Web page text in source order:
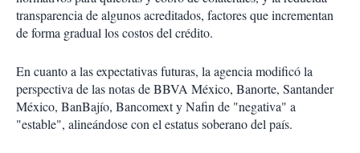
transparencia de algunos acreditados, factores que incrementan
de forma gradual los costos del crédito.
En cuanto a las expectativas futuras, la agencia modificó la
perspectiva de las notas de BBVA México, Banorte, Santander
México, BanBajío, Bancomext y Nafin de "negativa" a
"estable", alineándose con el estatus soberano del país.